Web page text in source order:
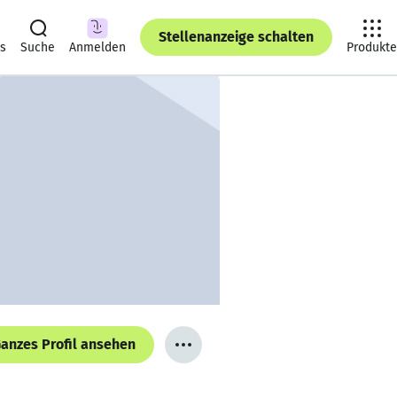
Suche Anmelden
Stellenanzeige schalten
Produkte
Profil ansehen